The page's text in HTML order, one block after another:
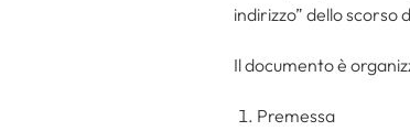
indirizzo” dello scorso
Il documento è
Premessa